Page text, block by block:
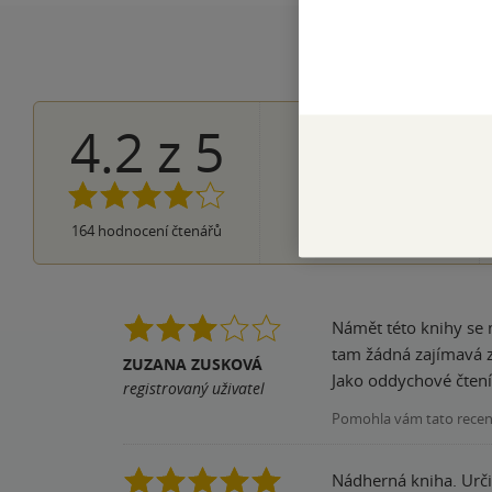
4.2 z 5
164 hodnocení čtenářů
ZUZANA ZUSKOVÁ
registrovaný uživatel
Námět této knihy se
tam žádná zajímavá
Jako oddychové
Pomohla vám tato
Nádherná kniha.